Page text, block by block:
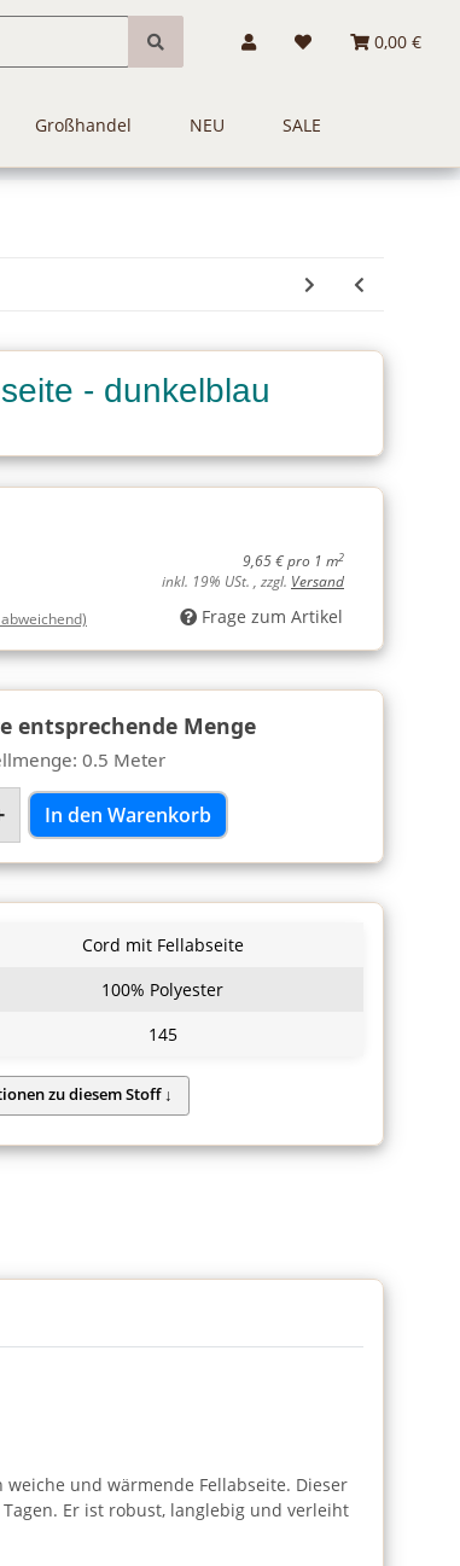
0,00 €
Großhandel NEU SALE
- dunkelblau
9,65 € pro 1 m2
inkl. 19% USt. , zzgl. Versand
Frage zum Artikel
entsprechende Menge
0.5 Meter
In den Warenkorb
Cord mit Fellabseite
100% Polyester
145
und wärmende Fellabseite. Dieser
Er ist robust, langlebig und verleiht